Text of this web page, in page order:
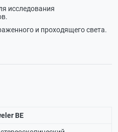
исследования
и проходящего света.
BE